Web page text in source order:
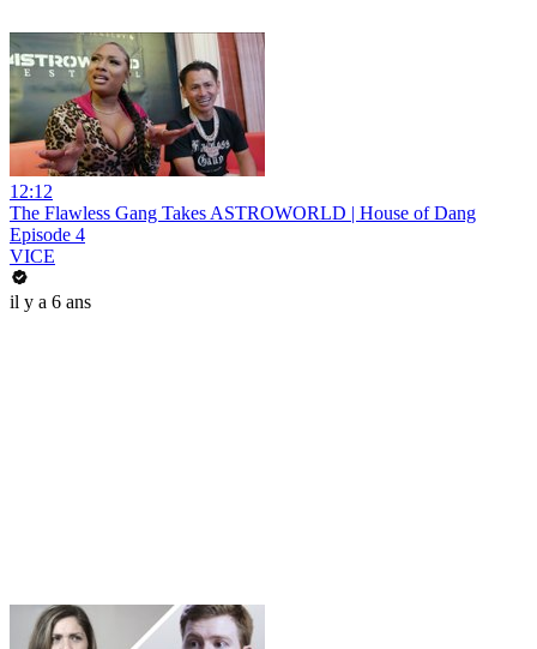
12:12
The Flawless Gang Takes ASTROWORLD | House of Dang
Episode 4
VICE
il y a 6 ans